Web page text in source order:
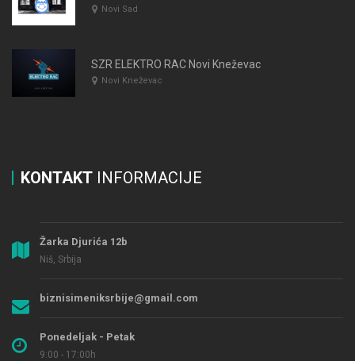
Novi Sad
SZR ELEKTRO RAC Novi Kneževac
Novi Kneževac
KONTAKT INFORMACIJE
Žarka Djurića 12b
Niš, Srbija
biznisimeniksrbije@gmail.com
Ponedeljak - Petak
9:00 - 17:00h